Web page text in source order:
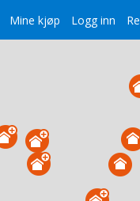
Mine kjøp Logg inn